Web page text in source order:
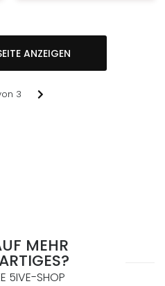
ANZEIGEN
3 →
MEHR
5IVE-SHOP